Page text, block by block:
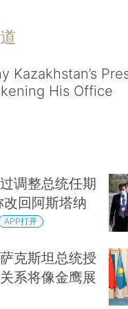
Kazakhstan’s
His Office
调整总统任期
回阿斯塔纳
APP打开
克斯坦总统授
系将像金鹰展